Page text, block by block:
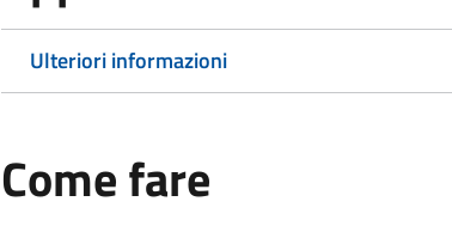
Ulteriori informazioni
Come fare